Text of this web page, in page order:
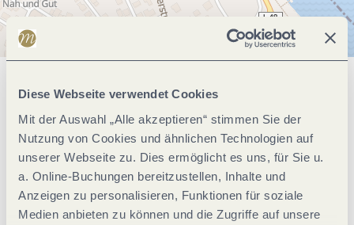
Diese Webseite verwendet Cookies
Mit der Auswahl „Alle akzeptieren“ stimmen Sie der
Nutzung von Cookies und ähnlichen Technologien auf
unserer Webseite zu. Dies ermöglicht es uns, für Sie u.
a. Online-Buchungen bereitzustellen, Inhalte und
Anzeigen zu personalisieren, Funktionen für soziale
Medien anbieten zu können und die Zugriffe auf unsere
Allgemeine Informationen
Einrichtungen Betrieb
Zahlungsarten